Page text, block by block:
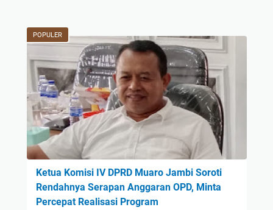
POPULER
Ketua Komisi IV DPRD Muaro Jambi Soroti
Rendahnya Serapan Anggaran OPD, Minta
Percepat Realisasi Program